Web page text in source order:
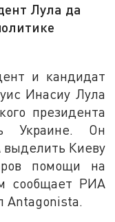
Лула да
и кандидат
Инасиу Лула
президента
Украине. Он
Киеву
помощи на
сообщает РИА
Antagonista.